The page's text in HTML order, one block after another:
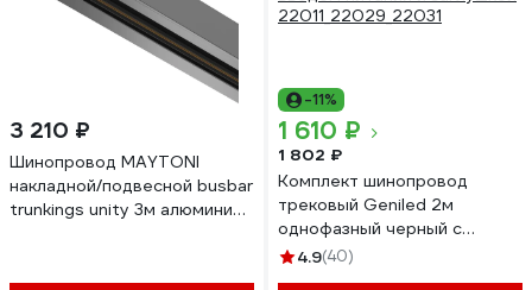
3 210 ₽
Шинопровод MAYTONI
накладной/подвесной busbar
trunkings unity 3м алюминий
-11%
1 610 ₽
1 802 ₽
Комплект шинопровод
трековый Geniled 2м
однофазный черный с
вводом питания и заглушкой
4.9(40)